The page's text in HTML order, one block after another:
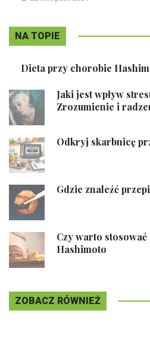
NA TOPIE
Dieta przy chorobie
Jaki jest wpływ
Zrozumienie i
Odkryj skarbnicę
Gdzie znaleźć
Czy warto stosować
Hashimoto
ZOBACZ RÓWNIEŻ